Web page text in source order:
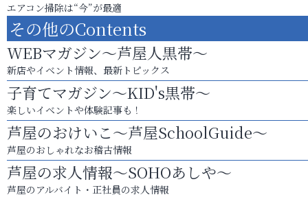
エアコン掃除は“今”が最適
その他のContents
WEBマガジン～芦屋人黒帯～
新店やイベント情報、最新トピックス
子育てマガジン～KID's黒帯～
楽しいイベントや体験記事も！
芦屋のおけいこ～芦屋SchoolGuide～
芦屋のおしゃれなお稽古情報
芦屋の求人情報～SOHOあしや～
芦屋のアルバイト・正社員の求人情報